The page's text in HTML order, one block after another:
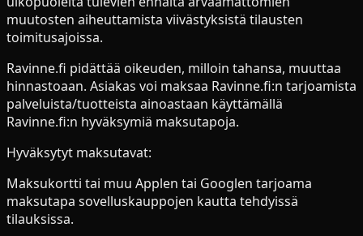
muutosten aiheuttamista viivästyksistä tilausten
toimitusajoissa.
Ravinne.fi pidättää oikeuden, milloin tahansa, muuttaa
hinnastoaan. Asiakas voi maksaa Ravinne.fi:n tarjoamista
palveluista/tuotteista ainoastaan käyttämällä
Ravinne.fi:n hyväksymiä maksutapoja.
Hyväksytyt maksutavat:
Maksukortti tai muu Applen tai Googlen tarjoama
maksutapa sovelluskauppojen kautta tehdyissä
tilauksissa.